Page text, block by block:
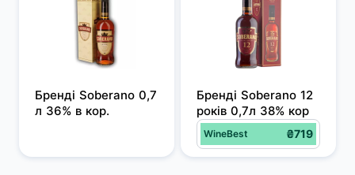
Бренді Soberano 0,7
л 36% в кор.
Бренді Soberano 12
років 0,7л 38% кор
WineBest ₴719